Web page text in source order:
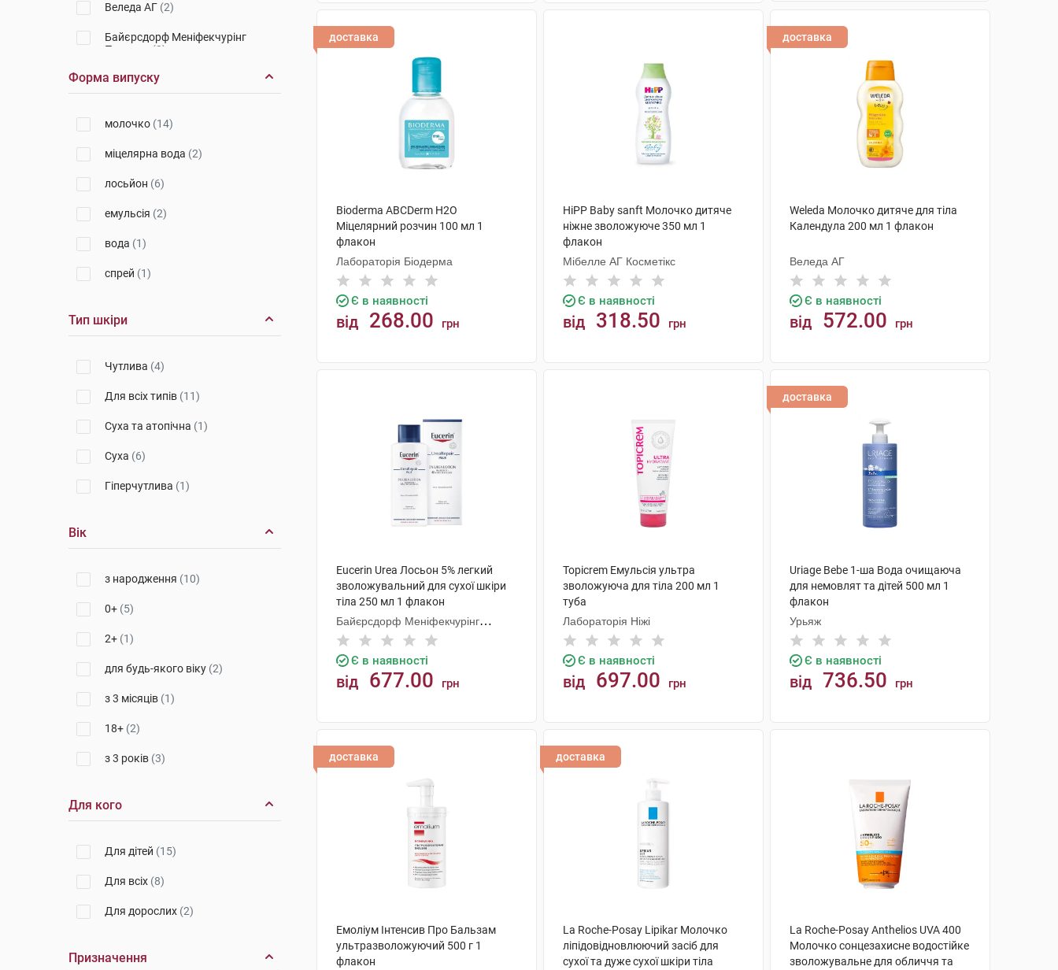
Веледа АГ (2)
Байєрсдорф Меніфекчурінг
Познань
(3)
Лабораторія Ніжі
(2)
Форма випуску
молочко (14)
міцелярна вода (2)
лосьйон (6)
емульсія (2)
вода (1)
спрей (1)
Тип шкіри
Чутлива (4)
Для всіх типів (11)
Суха та атопічна (1)
Суха (6)
Гіперчутлива (1)
Вік
з народження (10)
0+ (5)
2+ (1)
для будь-якого віку (2)
з 3 місяців (1)
18+ (2)
з 3 років (3)
Для кого
Для дітей (15)
Для всіх (8)
Для дорослих (2)
Призначення
доставка
Bioderma ABCDerm Н2О
Міцелярний розчин 100 мл 1
флакон
Лабораторія Біодерма
Є в наявності
від 268.00 грн
HiPP Baby sanft Молочко дитяче
ніжне зволожуюче 350 мл 1
флакон
Мібелле АГ Косметікс
Є в наявності
від 318.50 грн
доставка
Weleda Молочко дитяче для тіла
Календула 200 мл 1 флакон
Веледа АГ
Є в наявності
від 572.00 грн
Eucerin Urea Лосьон 5% легкий
зволожувальний для сухої шкіри
тіла 250 мл 1 флакон
Байєрсдорф Меніфекчурінг
Познань
Є в наявності
від 677.00 грн
Topicrem Емульсія ультра
зволожуюча для тіла 200 мл 1
туба
Лабораторія Ніжі
Є в наявності
від 697.00 грн
доставка
Uriage Bebe 1-ша Вода очищаюча
для немовлят та дітей 500 мл 1
флакон
Урьяж
Є в наявності
від 736.50 грн
доставка
Емоліум Інтенсив Про Бальзам
ультразволожуючий 500 г 1
флакон
доставка
La Roche-Posay Lipikar Молочко
ліпідовідновлюючий засіб для
сухої та дуже сухої шкіри тіла
La Roche-Posay Anthelios UVA 400
Молочко сонцезахисне водостійке
зволожувальне для обличчя та